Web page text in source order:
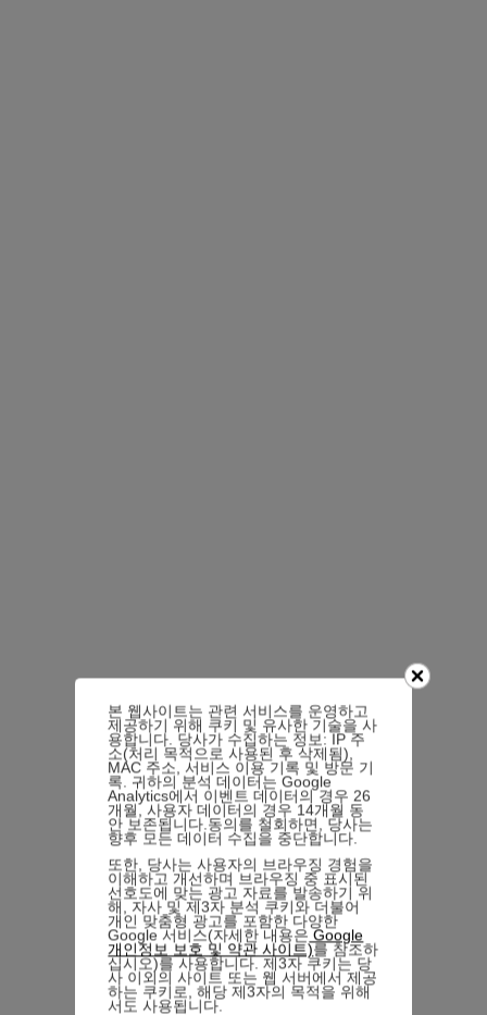
본 웹사이트는 관련 서비스를 운영하고
제공하기 위해 쿠키 및 유사한 기술을 사
용합니다. 당사가 수집하는 정보: IP 주
소(처리 목적으로 사용된 후 삭제됨),
MAC 주소, 서비스 이용 기록 및 방문 기
록. 귀하의 분석 데이터는 Google
Analytics에서 이벤트 데이터의 경우 26
개월, 사용자 데이터의 경우 14개월 동
안 보존됩니다.동의를 철회하면, 당사는
향후 모든 데이터 수집을 중단합니다.
또한, 당사는 사용자의 브라우징 경험을
이해하고 개선하며 브라우징 중 표시된
선호도에 맞는 광고 자료를 발송하기 위
해, 자사 및 제3자 분석 쿠키와 더불어
개인 맞춤형 광고를 포함한 다양한
Google 서비스(자세한 내용은 Google
개인정보 보호 및 약관 사이트)를 참조하
십시오)를 사용합니다. 제3자 쿠키는 당
사 이외의 사이트 또는 웹 서버에서 제공
하는 쿠키로, 해당 제3자의 목적을 위해
서도 사용됩니다.